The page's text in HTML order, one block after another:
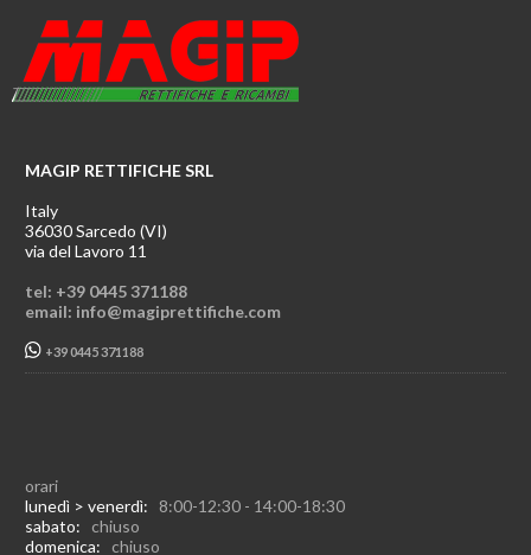
MAGIP RETTIFICHE SRL
Italy
36030 Sarcedo (VI)
via del Lavoro 11
tel: +39 0445 371188
email: info@magiprettifiche.com
+39 0445 371188
orari
lunedì > venerdì: 8:00-12:30 - 14:00-18:30
sabato: chiuso
domenica: chiuso